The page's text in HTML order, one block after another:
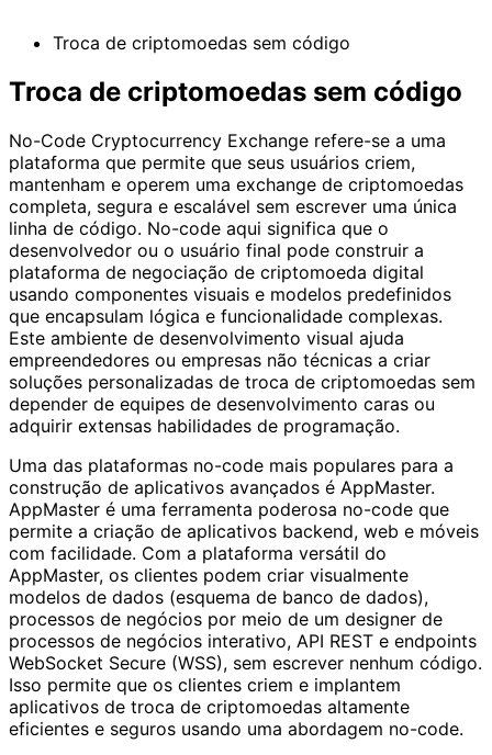
Troca de criptomoedas sem código
Troca de criptomoedas sem código
No-Code Cryptocurrency Exchange refere-se a uma
plataforma que permite que seus usuários criem,
mantenham e operem uma exchange de criptomoedas
completa, segura e escalável sem escrever uma única
linha de código. No-code aqui significa que o
desenvolvedor ou o usuário final pode construir a
plataforma de negociação de criptomoeda digital
usando componentes visuais e modelos predefinidos
que encapsulam lógica e funcionalidade complexas.
Este ambiente de desenvolvimento visual ajuda
empreendedores ou empresas não técnicas a criar
soluções personalizadas de troca de criptomoedas sem
depender de equipes de desenvolvimento caras ou
adquirir extensas habilidades de programação.
Uma das plataformas no-code mais populares para a
construção de aplicativos avançados é AppMaster.
AppMaster é uma ferramenta poderosa no-code que
permite a criação de aplicativos backend, web e móveis
com facilidade. Com a plataforma versátil do
AppMaster, os clientes podem criar visualmente
modelos de dados (esquema de banco de dados),
processos de negócios por meio de um designer de
processos de negócios interativo, API REST e endpoints
WebSocket Secure (WSS), sem escrever nenhum código.
Isso permite que os clientes criem e implantem
aplicativos de troca de criptomoedas altamente
eficientes e seguros usando uma abordagem no-code.